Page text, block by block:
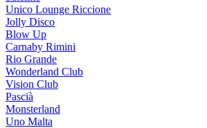
Unico Lounge Riccione
Jolly Disco
Blow Up
Carnaby Rimini
Rio Grande
Wonderland Club
Vision Club
Pascià
Monsterland
Uno Malta